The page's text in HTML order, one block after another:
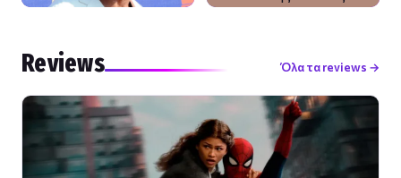
Reviews Όλα τα reviews →